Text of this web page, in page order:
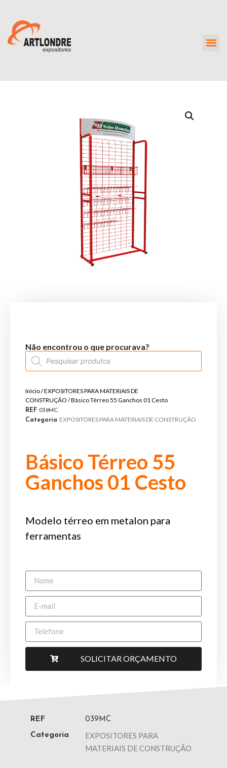
Não encontrou o que procurava?
Início/EXPOSITORES PARA MATERIAIS DE
CONSTRUÇÃO / Básico Térreo 55 Ganchos 01 Cesto
REF 039MC
Categoria EXPOSITORES PARA MATERIAIS DE CONSTRUÇÃO
Básico Térreo 55
Ganchos 01 Cesto
Modelo térreo em metalon para
ferramentas
SOLICITAR ORÇAMENTO
REF 039MC
Categoria
EXPOSITORES PARA
MATERIAIS DE CONSTRUÇÃO